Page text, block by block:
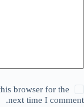
browser for the
next time I comment.